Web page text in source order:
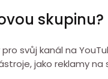
skupinu?
svůj kanál na
jako reklamy